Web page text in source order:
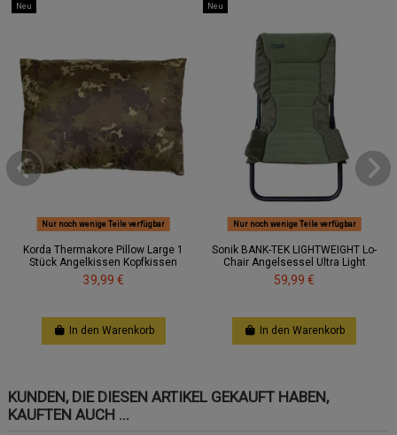
Neu
Nur noch wenige Teile verfügbar
Korda Thermakore Pillow Large 1
Stück Angelkissen Kopfkissen
39,99 €
In den Warenkorb
Neu
Nur noch wenige Teile verfügbar
Sonik BANK-TEK LIGHTWEIGHT Lo-
Chair Angelsessel Ultra Light
59,99 €
In den Warenkorb
KUNDEN, DIE DIESEN ARTIKEL GEKAUFT HABEN,
KAUFTEN AUCH ...